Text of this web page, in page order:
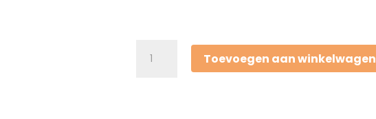
Behandeltechnieken
Toevoegen aan winkelwagen